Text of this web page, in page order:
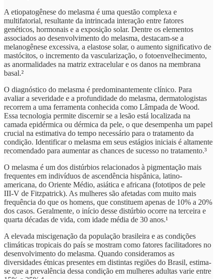
A etiopatogênese do melasma é uma questão complexa e
multifatorial, resultante da intrincada interação entre fatores
genéticos, hormonais e a exposição solar. Dentre os elementos
associados ao desenvolvimento do melasma, destacam-se a
melanogênese excessiva, a elastose solar, o aumento significativo de
mastócitos, o incremento da vascularização, o fotoenvelhecimento,
as anormalidades na matriz extracelular e os danos na membrana
basal.²
O diagnóstico do melasma é predominantemente clínico. Para
avaliar a severidade e a profundidade do melasma, dermatologistas
recorrem a uma ferramenta conhecida como Lâmpada de Wood.
Essa tecnologia permite discernir se a lesão está localizada na
camada epidérmica ou dérmica da pele, o que desempenha um papel
crucial na estimativa do tempo necessário para o tratamento da
condição. Identificar o melasma em seus estágios iniciais é altamente
recomendado para aumentar as chances de sucesso no tratamento.³
O melasma é um dos distúrbios relacionados à pigmentação mais
frequentes em indivíduos de ascendência hispânica, latino-
americana, do Oriente Médio, asiática e africana (fototipos de pele
III-V de Fitzpatrick). As mulheres são afetadas com muito mais
frequência do que os homens, que constituem apenas de 10% a 20%
dos casos. Geralmente, o início desse distúrbio ocorre na terceira e
quarta décadas de vida, com idade média de 30 anos.¹
A elevada miscigenação da população brasileira e as condições
climáticas tropicais do país se mostram como fatores facilitadores no
desenvolvimento do melasma. Quando consideramos as
diversidades étnicas presentes em distintas regiões do Brasil, estima-
se que a prevalência dessa condição em mulheres adultas varie entre